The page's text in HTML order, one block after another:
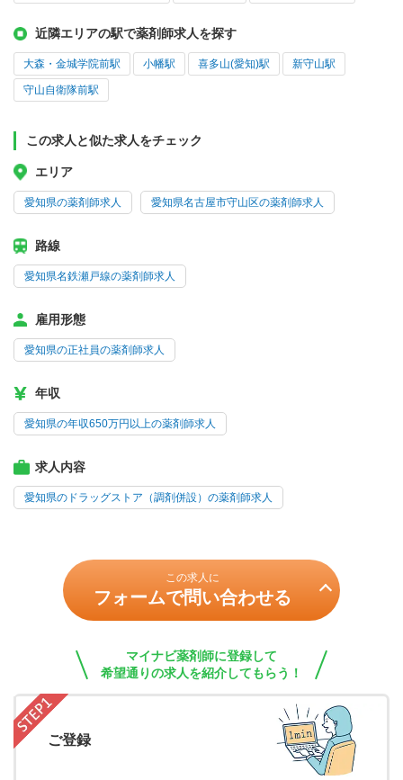
近隣エリアの駅で薬剤師求人を探す
大森・金城学院前駅 小幡駅 喜多山(愛知)駅 新守山駅
守山自衛隊前駅
この求人と似た求人をチェック
エリア
愛知県の薬剤師求人 愛知県名古屋市守山区の薬剤師求人
路線
愛知県名鉄瀬戸線の薬剤師求人
雇用形態
愛知県の正社員の薬剤師求人
年収
愛知県の年収650万円以上の薬剤師求人
求人内容
愛知県のドラッグストア（調剤併設）の薬剤師求人
この求人に
フォームで問い合わせる
マイナビ薬剤師に登録して
希望通りの求人を紹介してもらう！
ご登録